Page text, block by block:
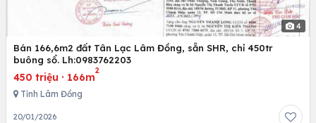
4
Bán 166,6m2 đất Tân Lạc Lâm Đồng, sẵn SHR, chỉ 450tr
buông sổ. Lh:0983762203
450 triệu · 166m
2
Tỉnh Lâm Đồng
20/01/2026